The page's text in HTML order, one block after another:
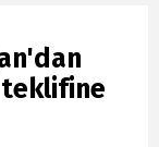
teklifine